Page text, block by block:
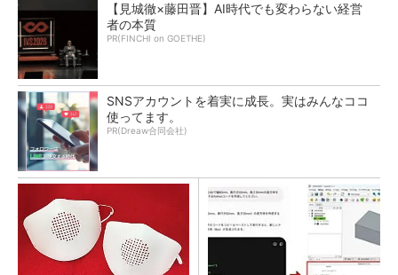
【見城徹×藤田晋】AI時代でも変わらない経営
者の本質
PR(FINCHI on GOETHE)
SNSアカウントを着実に成長。実はみんなココ
使ってます。
PR(Dreaw合同会社)